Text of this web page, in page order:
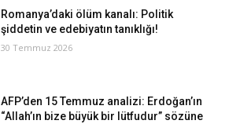
Romanya’daki ölüm kanalı: Politik
şiddetin ve edebiyatın tanıklığı!
30 Temmuz 2026
AFP’den 15 Temmuz analizi: Erdoğan’ın
“Allah’ın bize büyük bir lütfudur” sözüne